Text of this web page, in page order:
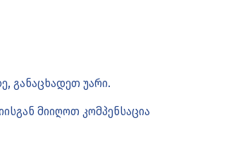
განაცხადეთ უარი.
მიიღოთ კომპენსაცია